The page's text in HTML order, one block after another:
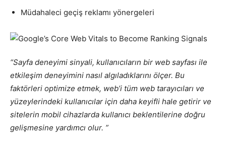
Müdahaleci geçiş reklamı yönergeleri
“Sayfa deneyimi sinyali, kullanıcıların bir web sayfası ile
etkileşim deneyimini nasıl algıladıklarını ölçer. Bu
faktörleri optimize etmek, web’i tüm web tarayıcıları ve
yüzeylerindeki kullanıcılar için daha keyifli hale getirir ve
sitelerin mobil cihazlarda kullanıcı beklentilerine doğru
gelişmesine yardımcı olur. ”